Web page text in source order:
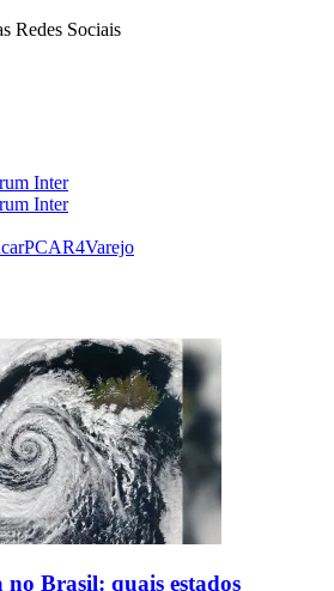
Redes Sociais
PCAR4Varejo
no Brasil: quais estados